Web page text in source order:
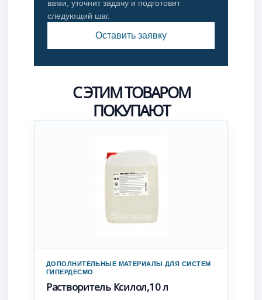
вами, уточнит задачу и подготовит
следующий шаг.
Оставить заявку
С ЭТИМ ТОВАРОМ
ПОКУПАЮТ
ДОПОЛНИТЕЛЬНЫЕ МАТЕРИАЛЫ ДЛЯ СИСТЕМ
ГИПЕРДЕСМО
Растворитель Ксилол,10 л